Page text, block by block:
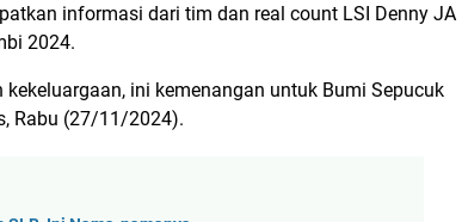
informasi dari tim dan real count LSI Denny JA
2024.
ini kemenangan untuk Bumi Sepucuk
Rabu (27/11/2024).